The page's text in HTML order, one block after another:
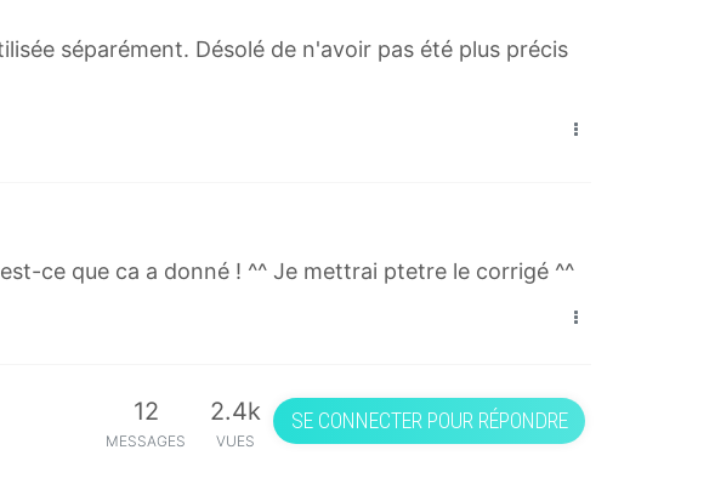
séparément. Désolé de n'avoir pas été plus précis
ce que ca a donné ! ^^ Je mettrai ptetre le corrigé ^^
12
MESSAGES
2.4k
VUES
SE CONNECTER POUR RÉPONDRE